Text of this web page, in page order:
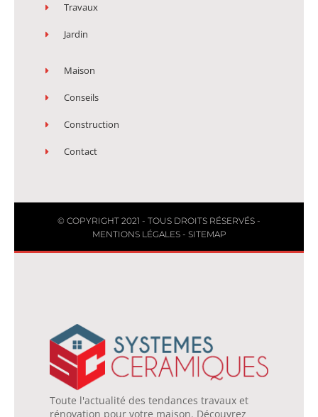
Travaux
Jardin
Maison
Conseils
Construction
Contact
© COPYRIGHT 2021 - TOUS DROITS RÉSERVÉS -
MENTIONS LÉGALES- SITEMAP
Toute l'actualité des tendances travaux et
rénovation pour votre maison. Découvrez